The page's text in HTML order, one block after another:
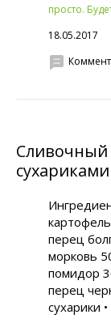
просто.
18.05.2017
Сливочный
сухариками
перец
морковь
помидор
перец
сухарики